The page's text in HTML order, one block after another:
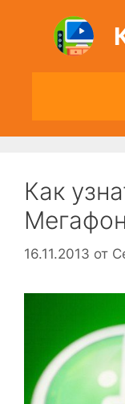
содержимому
Как
Мегафон
16.11.2013 от